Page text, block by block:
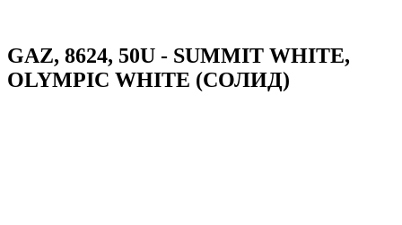
GAZ, 8624, 50U - SUMMIT WHITE,
OLYMPIC WHITE (СОЛИД)